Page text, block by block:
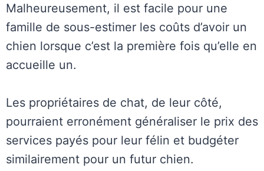
Malheureusement, il est facile pour une
famille de sous-estimer les coûts d’avoir un
chien lorsque c’est la première fois qu’elle en
accueille un.
Les propriétaires de chat, de leur côté,
pourraient erronément généraliser le prix des
services payés pour leur félin et budgéter
similairement pour un futur chien.